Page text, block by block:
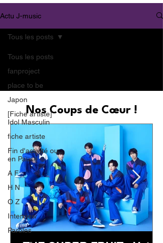
Love≠Comedy qui m'ont donné
envie de vous partager mon avis.
Actu J-music
Tous les posts
fanproject
place to be
Japon
[Fiche artiste]
Idol Masculin
fiche artiste
Fin d'activité ou
en Pause
A F
H N
O Z
Interview
Paroles
Tous les posts
Nos Coups de Cœur !